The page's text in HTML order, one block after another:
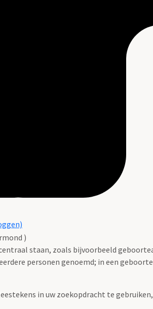
)
staan, zoals bijvoorbeeld
personen genoemd; in een
in uw zoekopdracht te